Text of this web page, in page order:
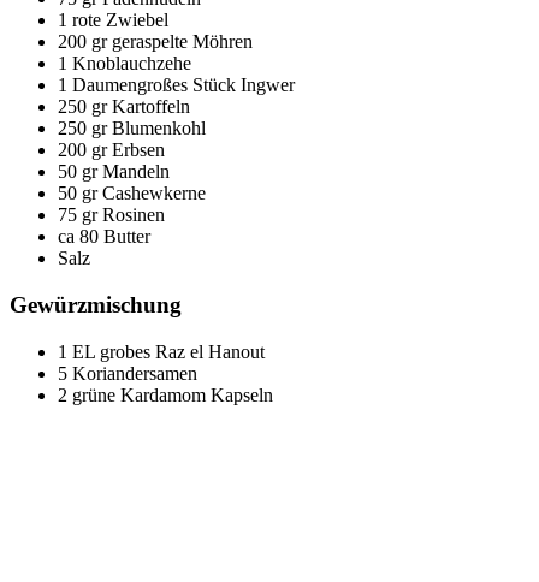
1 rote Zwiebel
200 gr geraspelte Möhren
1 Knoblauchzehe
1 Daumengroßes Stück Ingwer
250 gr Kartoffeln
250 gr Blumenkohl
200 gr Erbsen
50 gr Mandeln
50 gr Cashewkerne
75 gr Rosinen
ca 80 Butter
Salz
Gewürzmischung
1 EL grobes Raz el Hanout
5 Koriandersamen
2 grüne Kardamom Kapseln